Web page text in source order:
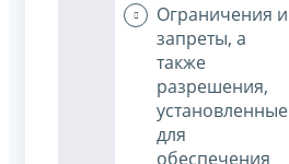
Ограничения и
запреты, а
также
разрешения,
установленные
для
обеспечения